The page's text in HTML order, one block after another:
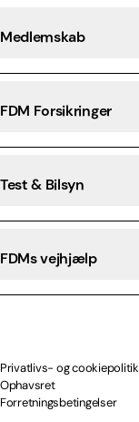
Medlemskab
FDM Forsikringer
Test & Bilsyn
FDMs vejhjælp
Privatlivs- og cookiepolitik
Ophavsret
Forretningsbetingelser